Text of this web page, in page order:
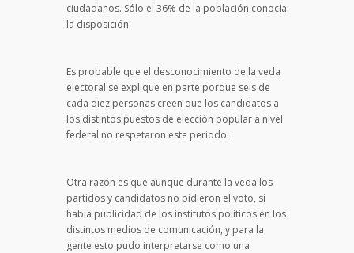
ciudadanos. Sólo el 36% de la población conocía
la disposición.
Es probable que el desconocimiento de la veda
electoral se explique en parte porque seis de
cada diez personas creen que los candidatos a
los distintos puestos de elección popular a nivel
federal no respetaron este periodo.
Otra razón es que aunque durante la veda los
partidos y candidatos no pidieron el voto, si
había publicidad de los institutos políticos en los
distintos medios de comunicación, y para la
gente esto pudo interpretarse como una